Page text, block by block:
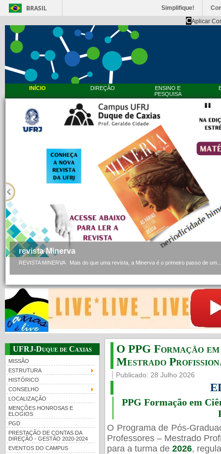
BRASIL Simplifique!
CAplicar
INÍCIO DIREÇÃO
ENSINO E
PESQUISA
revista Minerva
REVISTA MINERVA Mais do que uma revista, a Minerva é o primeiro passo de um...
UFRJ-Duque de Caxias
MISSÃO
ESTRUTURA
HISTÓRICO
CONSELHO
LOCALIZAÇÃO
MENÇÕES HONROSAS E
ELOGIOS
PGD
PRESTAÇÃO DE CONTAS DA
DIREÇÃO - GESTÃO 2020-2024
EVENTOS DO CAMPUS
O PPG Formação
Mestrado
Publicado: 28 Julho 2026
PPG Formação em
O Programa de Pós-
Professores – Mestrado
para a turma de 2026,